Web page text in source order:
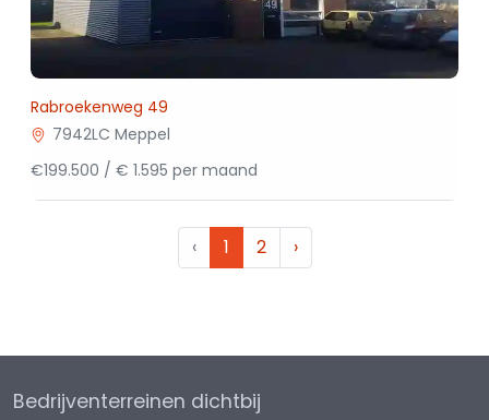
Rabroekenweg 49
7942LC Meppel
€199.500 / € 1.595 per maand
‹ 1 2 ›
Bedrijventerreinen dichtbij